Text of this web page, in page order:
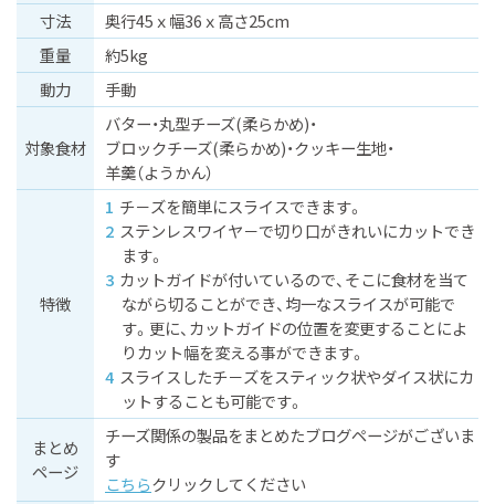
⼨法
奥行45ｘ幅36ｘ高さ25cm
重量
約5kg
動⼒
手動
対象食材
バター 丸型チーズ(柔らかめ)
ブロックチーズ(柔らかめ) クッキー生地
羊羹（ようかん）
特徴
チ－ズを簡単にスライスできます。
ステンレスワイヤ－で切り口がきれいにカットでき
ます。
カットガイドが付いているので、そこに食材を当て
ながら切ることができ、均一なスライスが可能で
す。更に、カットガイドの位置を変更することによ
りカット幅を変える事ができます。
スライスしたチ－ズをスティック状やダイス状にカ
ットすることも可能です。
まとめ
ページ
チーズ関係の製品をまとめたブログページがございま
す
こちらクリックしてください